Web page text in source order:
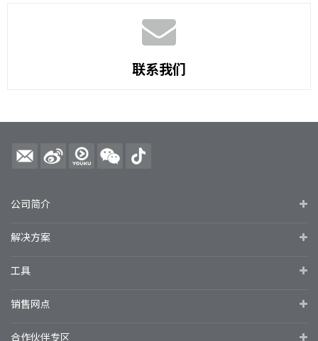
联系我们
公司简介
解决方案
工具
销售网点
合作伙伴专区